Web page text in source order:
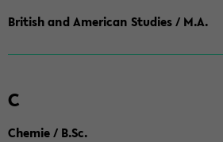
British and American Studies / M.A.
C
Chemie / B.Sc.